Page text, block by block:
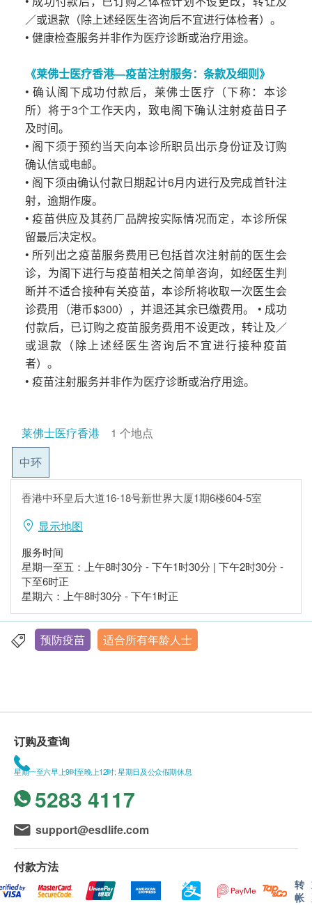
／或退款（除上述经医生咨询后不宜进行体检者）。
• 健康检查服务并非作为医疗诊断或治疗用途。
《莱佛士医疗香港—疫苗注射服务：条款及细则》
• 确认阁下成功付款后，莱佛士医疗（下称：本诊
所）将于3个工作天内，致电阁下确认注射疫苗日子
及时间。
• 阁下须于预约当天向本诊所职员出示身份证及订购
确认信或电邮。
• 阁下须由确认付款日期起计6月内进行及完成首针注
射，逾期作废。
• 疫苗供应及其药厂品牌按实际情况而定，本诊所保
留最后决定权。
• 所列出之疫苗服务费用已包括首次注射前的医生会
诊，为阁下进行与疫苗相关之简单咨询，如经医生判
断并不适合接种有关疫苗，本诊所将收取一次医生会
诊费用（港币$300），并退还其余已缴费用。 • 成功
付款后，已订购之疫苗服务费用不设更改，转让及／
或退款（除上述经医生咨询后不宜进行接种疫苗
者）。
• 疫苗注射服务并非作为医疗诊断或治疗用途。
莱佛士医疗香港
1 个地点
中环
香港中环皇后大道16-18号新世界大厦1期6楼604-5室
显示地图
服务时间
星期一至五：上午8时30分 - 下午1时30分 | 下午2时30分 -
下至6时正
星期六：上午8时30分 - 下午1时正
预防疫苗 适合所有年龄人士
订购及查询
星期一至六早上9时至晚上12时; 星期日及公众假期休息
5283 4117
support@esdlife.com
付款方法
转
帐